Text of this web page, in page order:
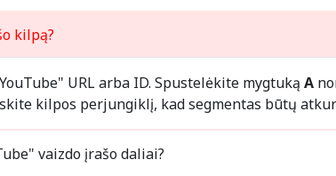
kilpą?
URL arba ID. Spustelėkite mygtuką A
kilpos perjungiklį, kad segmentas būtų
Kaip sukurti kilpą tam tikrai "YouTube" vaizdo įrašo daliai?